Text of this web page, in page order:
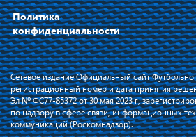
Политика
конфиденциальности
Сетевое издание Официальный сайт
регистрационный номер и дата принятия
Эл № ФС77-85372 от 30 мая 2023 г,
по надзору в сфере связи, информационных
коммуникаций (Роскомнадзор).